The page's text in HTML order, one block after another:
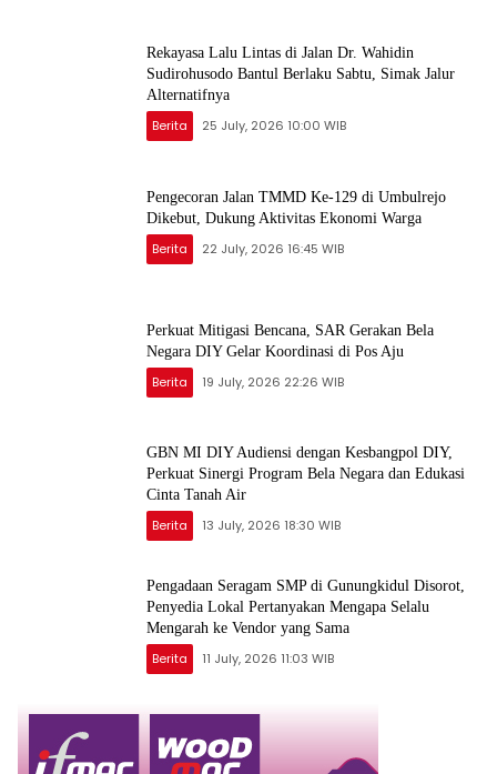
Rekayasa Lalu Lintas di Jalan Dr. Wahidin
Sudirohusodo Bantul Berlaku Sabtu, Simak Jalur
Alternatifnya
Berita 25 July, 2026 10:00 WIB
Pengecoran Jalan TMMD Ke-129 di Umbulrejo
Dikebut, Dukung Aktivitas Ekonomi Warga
Berita 22 July, 2026 16:45 WIB
Perkuat Mitigasi Bencana, SAR Gerakan Bela
Negara DIY Gelar Koordinasi di Pos Aju
Berita 19 July, 2026 22:26 WIB
GBN MI DIY Audiensi dengan Kesbangpol DIY,
Perkuat Sinergi Program Bela Negara dan Edukasi
Cinta Tanah Air
Berita 13 July, 2026 18:30 WIB
Pengadaan Seragam SMP di Gunungkidul Disorot,
Penyedia Lokal Pertanyakan Mengapa Selalu
Mengarah ke Vendor yang Sama
Berita 11 July, 2026 11:03 WIB